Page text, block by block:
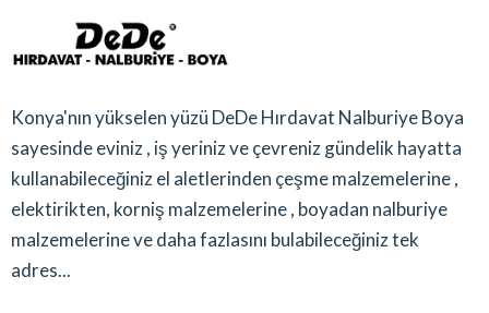
Konya'nın yükselen yüzü DeDe Hırdavat Nalburiye Boya
sayesinde eviniz , iş yeriniz ve çevreniz gündelik hayatta
kullanabileceğiniz el aletlerinden çeşme malzemelerine ,
elektirikten, korniş malzemelerine , boyadan nalburiye
malzemelerine ve daha fazlasını bulabileceğiniz tek
adres...